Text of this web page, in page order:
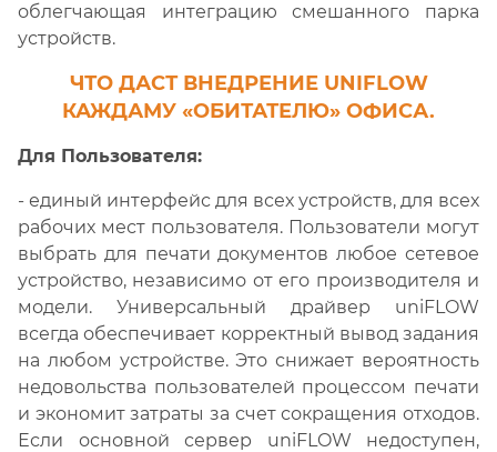
облегчающая интеграцию смешанного парка
устройств.
ЧТО ДАСТ ВНЕДРЕНИЕ UNIFLOW
КАЖДАМУ «ОБИТАТЕЛЮ» ОФИСА.
Для Пользователя:
- единый интерфейс для всех устройств, для всех
рабочих мест пользователя. Пользователи могут
выбрать для печати документов любое сетевое
устройство, независимо от его производителя и
модели. Универсальный драйвер uniFLOW
всегда обеспечивает корректный вывод задания
на любом устройстве. Это снижает вероятность
недовольства пользователей процессом печати
и экономит затраты за счет сокращения отходов.
Если основной сервер uniFLOW недоступен,